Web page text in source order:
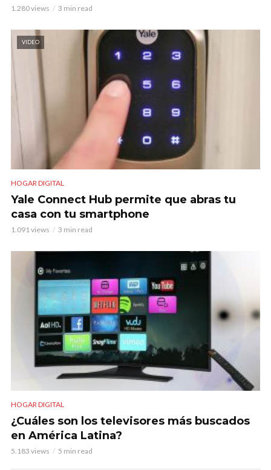
1.280 views 3 min read
VIDEO
HOGAR DIGITAL
Yale Connect Hub permite que abras tu
casa con tu smartphone
1.091 views 3 min read
HOGAR DIGITAL
¿Cuáles son los televisores más buscados
en América Latina?
5.183 views 5 min read